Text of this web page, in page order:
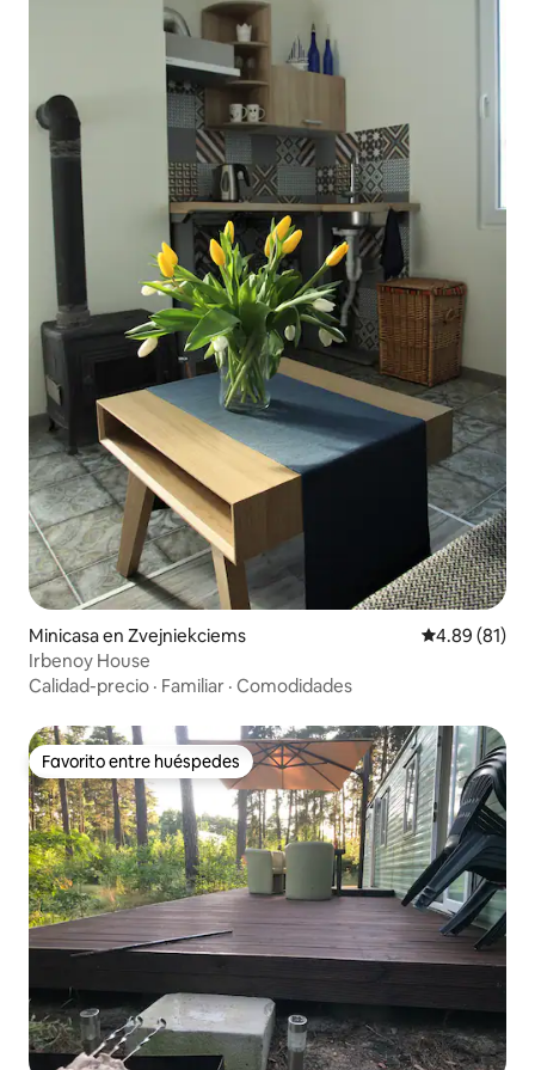
Minicasa en Zvejniekciems Calificación
4.89 (81)
Irbenoy House
Calidad-precio · Familiar · Comodidades
Favorito entre huéspedes
Favorito entre huéspedes